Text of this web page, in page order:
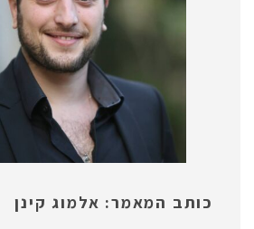
כותב המאמר: אלמוג קינן